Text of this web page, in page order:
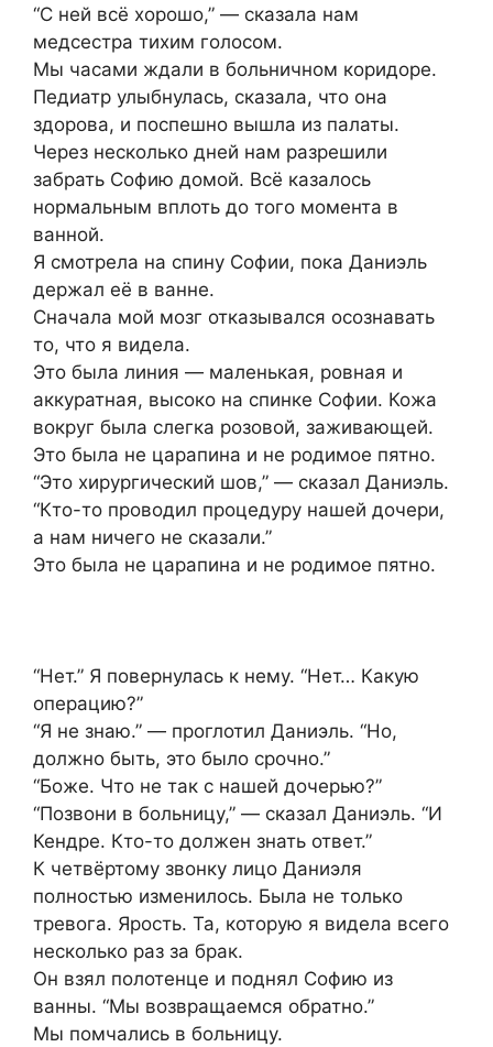
“С ней всё хорошо,” — сказала нам
медсестра тихим голосом.
Мы часами ждали в больничном коридоре.
Педиатр улыбнулась, сказала, что она
здорова, и поспешно вышла из палаты.
Через несколько дней нам разрешили
забрать Софию домой. Всё казалось
нормальным вплоть до того момента в
ванной.
Я смотрела на спину Софии, пока Даниэль
держал её в ванне.
Сначала мой мозг отказывался осознавать
то, что я видела.
Это была линия — маленькая, ровная и
аккуратная, высоко на спинке Софии. Кожа
вокруг была слегка розовой, заживающей.
Это была не царапина и не родимое пятно.
“Это хирургический шов,” — сказал Даниэль.
“Кто-то проводил процедуру нашей дочери,
а нам ничего не сказали.”
Это была не царапина и не родимое пятно.
“Нет.” Я повернулась к нему. “Нет… Какую
операцию?”
“Я не знаю.” — проглотил Даниэль. “Но,
должно быть, это было срочно.”
“Боже. Что не так с нашей дочерью?”
“Позвони в больницу,” — сказал Даниэль. “И
Кендре. Кто-то должен знать ответ.”
К четвёртому звонку лицо Даниэля
полностью изменилось. Была не только
тревога. Ярость. Та, которую я видела всего
несколько раз за брак.
Он взял полотенце и поднял Софию из
ванны. “Мы возвращаемся обратно.”
Мы помчались в больницу.